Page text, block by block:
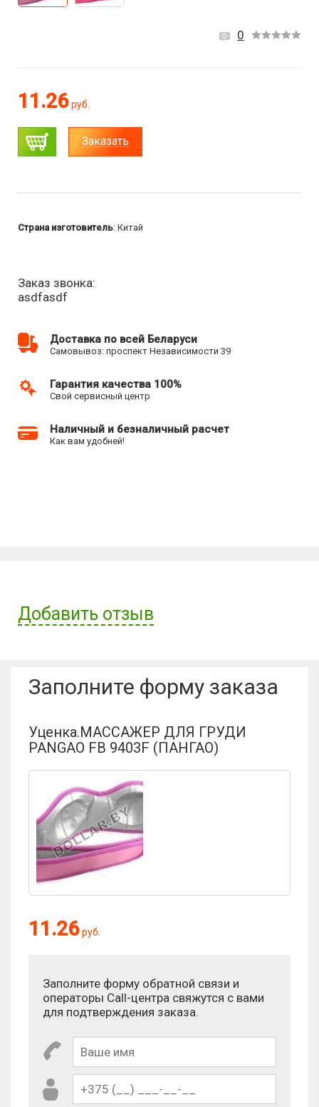
0
11.26 руб.
Заказать
Страна изготовитель: Китай
Заказ звонка:
asdfasdf
Доставка по всей Беларуси
Самовывоз: проспект Независимости 39
Гарантия качества 100%
Свой сервисный центр
Наличный и безналичный расчет
Как вам удобней!
Добавить отзыв
Сколько будет 7 - 4?
Заполните форму заказа
Уценка.МАССАЖЕР ДЛЯ ГРУДИ
PANGAO FB 9403F (ПАНГАО)
11.26 руб.
Заполните форму обратной связи и
операторы Call-центра свяжутся с вами
для подтверждения заказа.